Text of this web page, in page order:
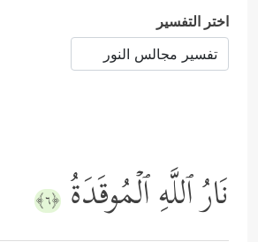
اختر التفسير
نَارُ ٱللَّهِ ٱلۡمُوقَدَةُ ﴿٦﴾